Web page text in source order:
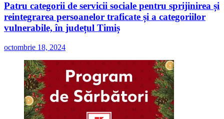
Patru categorii de servicii sociale pentru sprijinirea și
reintegrarea persoanelor traficate și a categoriilor
vulnerabile, în județul Timiș
octombrie 18, 2024